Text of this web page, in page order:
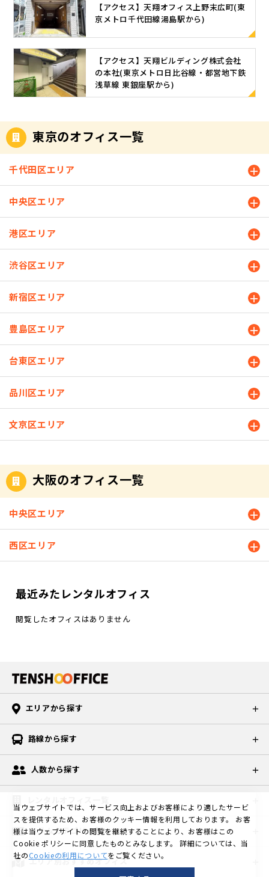
【アクセス】天翔オフィス上野末広町(東
京メトロ千代田線湯島駅から)
【アクセス】天翔ビルディング株式会社
の本社(東京メトロ日比谷線・都営地下鉄
浅草線 東銀座駅から)
東京のオフィス一覧
千代田区エリア
中央区エリア
港区エリア
渋谷区エリア
新宿区エリア
豊島区エリア
台東区エリア
品川区エリア
文京区エリア
大阪のオフィス一覧
中央区エリア
西区エリア
最近みたレンタルオフィス
閲覧したオフィスはありません
エリアから探す
路線から探す
人数から探す
コラムカテゴリ一覧
エリア別おすすめオフィス
当ウェブサイトでは、サービス向上およびお客様により適したサービ
スを提供するため、お客様のクッキー情報を利用しております。
お客
様は当ウェブサイトの閲覧を継続することにより、お客様はこの
Cookie ポリシーに同意したものとみなします。
詳細については、当
社のCookieの利用についてをご覧ください。